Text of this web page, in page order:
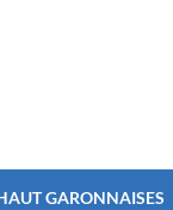
GARONNAISES